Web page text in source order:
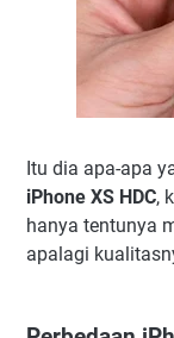
Itu dia apa-apa
iPhone XS HDC,
hanya tentunya
apalagi